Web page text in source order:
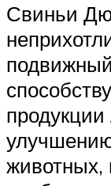
Свиньи
продукции
животных,